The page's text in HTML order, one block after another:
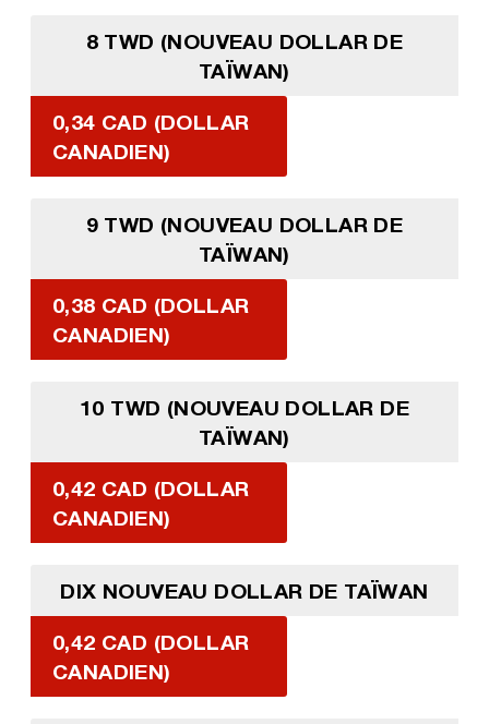
8 TWD (NOUVEAU DOLLAR DE
TAÏWAN)
0,34 CAD (DOLLAR
CANADIEN)
9 TWD (NOUVEAU DOLLAR DE
TAÏWAN)
0,38 CAD (DOLLAR
CANADIEN)
10 TWD (NOUVEAU DOLLAR DE
TAÏWAN)
0,42 CAD (DOLLAR
CANADIEN)
DIX NOUVEAU DOLLAR DE TAÏWAN
0,42 CAD (DOLLAR
CANADIEN)